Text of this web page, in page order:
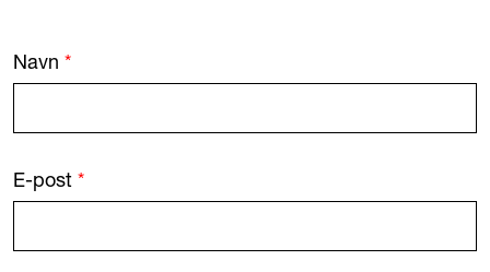
Navn *
E-post *